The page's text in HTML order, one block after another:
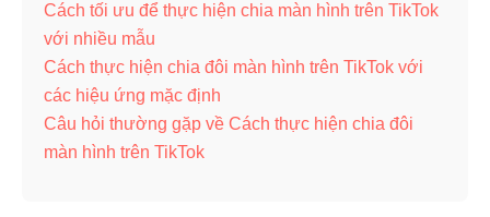
Cách tối ưu để thực hiện chia màn hình trên TikTok
với nhiều mẫu
Cách thực hiện chia đôi màn hình trên TikTok với
các hiệu ứng mặc định
Câu hỏi thường gặp về Cách thực hiện chia đôi
màn hình trên TikTok